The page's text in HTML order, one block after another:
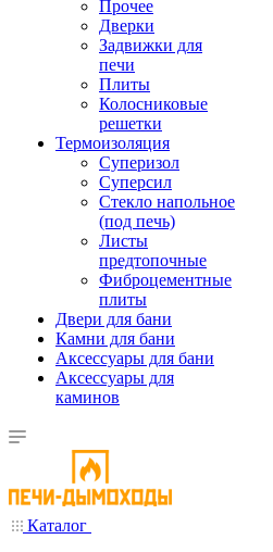
Прочее
Дверки
Задвижки для
печи
Плиты
Колосниковые
решетки
Термоизоляция
Суперизол
Суперсил
Стекло напольное
(под печь)
Листы
предтопочные
Фиброцементные
плиты
Двери для бани
Камни для бани
Аксессуары для бани
Аксессуары для
каминов
Каталог